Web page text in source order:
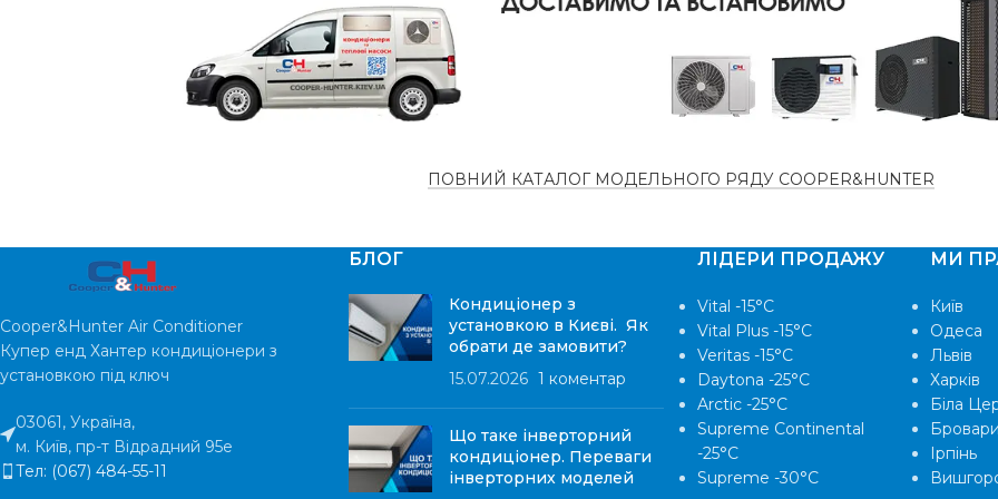
17.1
кВт
РІВЕНЬ ШУМУ
МАКСИМАЛЬНА
ПОТУЖНІСТЬ
ПОВІТРОПРОДУКТИВНІСТЬ
ПОТУЖНІСТЬ
ГАРАНТІЯ
РІВЕНЬ ШУМУ
ПОВНИЙ КАТАЛОГ МОДЕЛЬНОГО РЯДУ COOPER&HUNTER
Cooper&Hunter Air Conditioner
Купер енд Хантер кондиціонери з
установкою під ключ
03061, Україна,
м. Київ, пр-т Відрадний 95е
Тел: (067) 484-55-11
БЛОГ
Кондиціонер з
установкою в Києві. Як
обрати де замовити?
15.07.2026 1 коментар
Що таке інверторний
кондиціонер. Переваги
інверторних моделей
ЛІДЕРИ ПРОДАЖУ
Vital -15°С
Vital Plus -15°C
Veritas -15°С
Daytona -25°С
Arctic -25°С
Supreme Continental
-25°С
Supreme -30°С
МИ
Київ
Одеса
Львів
Харків
Біла
Бровари
Ірпінь